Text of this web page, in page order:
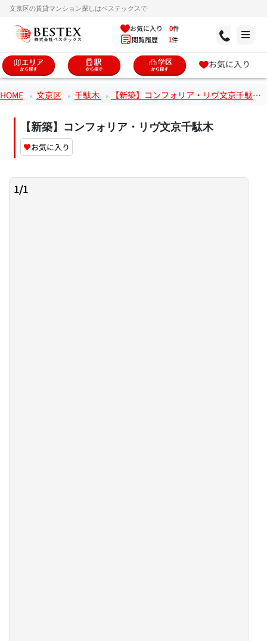
文京区の賃貸マンション探しはベステックスで
お気に入り 0件
閲覧履歴 1件
お気に入り
HOME 文京区 千駄木 【新築】コンフォリア・リヴ文京千駄木
【新築】コンフォリア・リヴ文京千駄木
♥お気に入り
1/1